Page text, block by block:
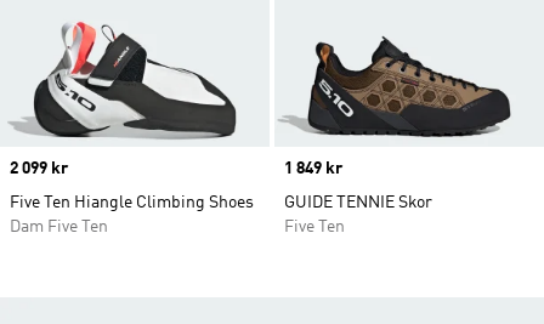
Price
2 099 kr
Five Ten Hiangle Climbing Shoes
Dam Five Ten
Price
1 849 kr
GUIDE TENNIE Skor
Five Ten